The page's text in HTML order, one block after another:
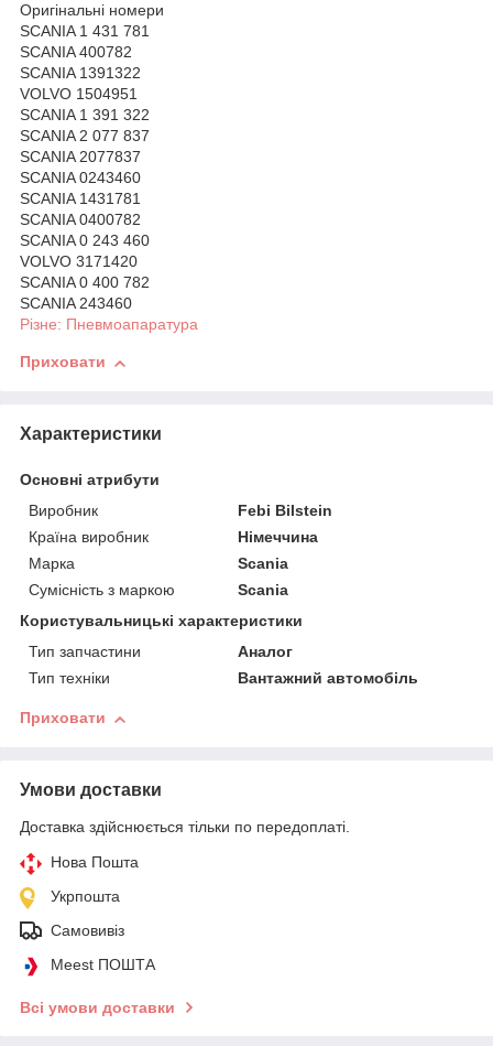
Оригінальні номери
SCANIA 1 431 781
SCANIA 400782
SCANIA 1391322
VOLVO 1504951
SCANIA 1 391 322
SCANIA 2 077 837
SCANIA 2077837
SCANIA 0243460
SCANIA 1431781
SCANIA 0400782
SCANIA 0 243 460
VOLVO 3171420
SCANIA 0 400 782
SCANIA 243460
Різне: Пневмоапаратура
Приховати
Характеристики
Основні атрибути
Виробник
Febi Bilstein
Країна виробник
Німеччина
Марка
Scania
Сумісність з маркою
Scania
Користувальницькі характеристики
Тип запчастини
Аналог
Тип техніки
Вантажний автомобіль
Приховати
Умови доставки
Доставка здійснюється тільки по передоплаті.
Нова Пошта
Укрпошта
Самовивіз
Meest ПОШТА
Всі умови доставки